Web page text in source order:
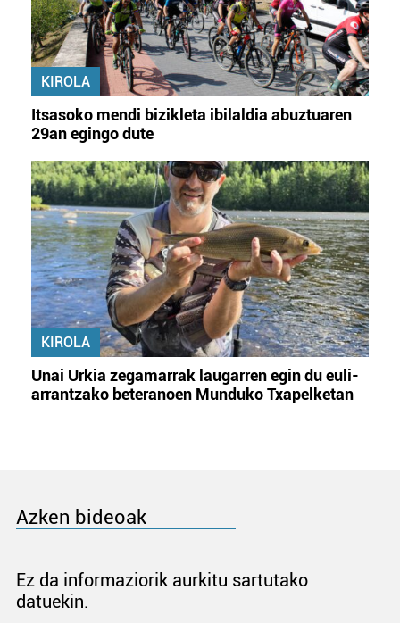
KIROLA
Itsasoko mendi bizikleta ibilaldia abuztuaren
29an egingo dute
KIROLA
Unai Urkia zegamarrak laugarren egin du euli-
arrantzako beteranoen Munduko Txapelketan
Azken bideoak
Ez da informaziorik aurkitu sartutako
datuekin.